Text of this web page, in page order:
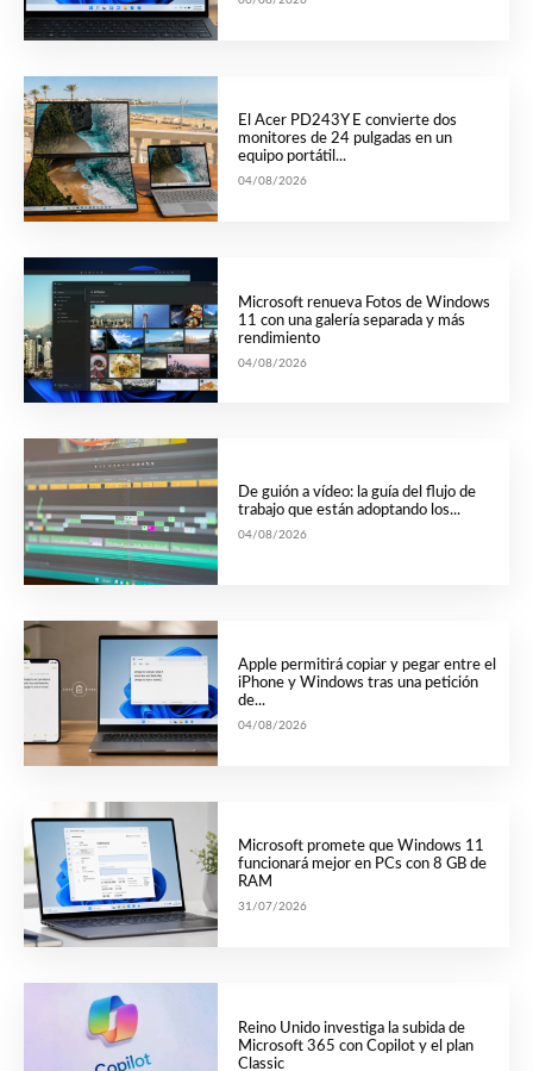
El Acer PD243Y E convierte dos
monitores de 24 pulgadas en un
equipo portátil...
04/08/2026
Microsoft renueva Fotos de Windows
11 con una galería separada y más
rendimiento
04/08/2026
De guión a vídeo: la guía del flujo de
trabajo que están adoptando los...
04/08/2026
Apple permitirá copiar y pegar entre el
iPhone y Windows tras una petición
de...
04/08/2026
Microsoft promete que Windows 11
funcionará mejor en PCs con 8 GB de
RAM
31/07/2026
Reino Unido investiga la subida de
Microsoft 365 con Copilot y el plan
Classic